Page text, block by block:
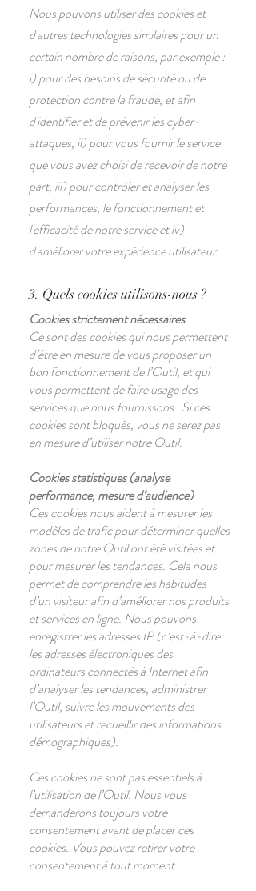
Nous pouvons utiliser des cookies et
d'autres technologies similaires pour un
certain nombre de raisons, par exemple :
i) pour des besoins de sécurité ou de
protection contre la fraude, et afin
d'identifier et de prévenir les cyber-
attaques, ii) pour vous fournir le service
que vous avez choisi de recevoir de notre
part, iii) pour contrôler et analyser les
performances, le fonctionnement et
l'efficacité de notre service et iv)
d'améliorer votre expérience utilisateur.
3. Quels cookies utilisons-nous ?
Cookies strictement nécessaires
Ce sont des cookies qui nous permettent
d’être en mesure de vous proposer un
bon fonctionnement de l’Outil, et qui
vous permettent de faire usage des
services que nous fournissons. Si ces
cookies sont bloqués, vous ne serez pas
en mesure d’utiliser notre Outil.
Cookies statistiques (analyse
performance, mesure d’audience)
Ces cookies nous aident à mesurer les
modèles de trafic pour déterminer quelles
zones de notre Outil ont été visitées et
pour mesurer les tendances. Cela nous
permet de comprendre les habitudes
d’un visiteur afin d’améliorer nos produits
et services en ligne. Nous pouvons
enregistrer les adresses IP (c’est-à-dire
les adresses électroniques des
ordinateurs connectés à Internet afin
d’analyser les tendances, administrer
l’Outil, suivre les mouvements des
utilisateurs et recueillir des informations
démographiques).
Ces cookies ne sont pas essentiels à
l’utilisation de l’Outil. Nous vous
demanderons toujours votre
consentement avant de placer ces
cookies. Vous pouvez retirer votre
consentement à tout moment.